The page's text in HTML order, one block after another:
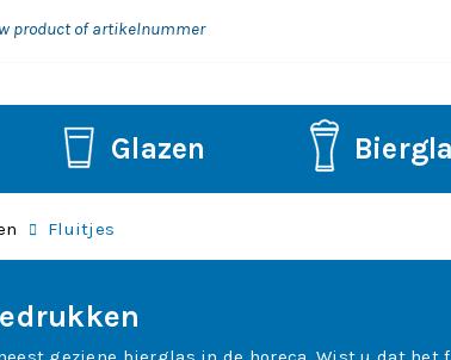
Glazen
Fluitjes